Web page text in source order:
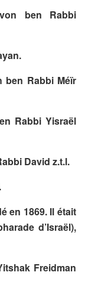
ben Rabbi
ben Rabbi Méïr
Rabbi Yisraël
David z.t.l.
en 1869. Il était
d’Israël),
Freidman